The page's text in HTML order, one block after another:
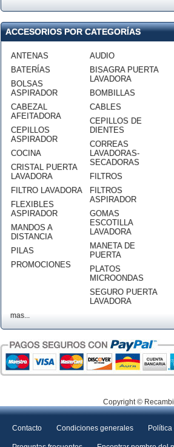
ACCESORIOS POR CATEGORÍAS
ANTENAS
BATERÍAS
BOLSAS
ASPIRADOR
CABEZAL
AFEITADORA
CEPILLOS
ASPIRADOR
COCINA
CRISTAL PUERTA
LAVADORA
FILTRO LAVADORA
FLEXIBLES
ASPIRADOR
MANDOS A
DISTANCIA
PILAS
PROMOCIONES
AUDIO
BISAGRA PUERTA
LAVADORA
BOMBILLAS
CABLES
CEPILLOS DE
DIENTES
CORREAS
LAVADORAS-
SECADORAS
FILTROS
FILTROS
ASPIRADOR
GOMAS
ESCOTILLA
LAVADORA
MANETA DE
PUERTA
PLATOS
MICROONDAS
SEGURO PUERTA
LAVADORA
mas...
Copyright ©
Contacto Condiciones generales